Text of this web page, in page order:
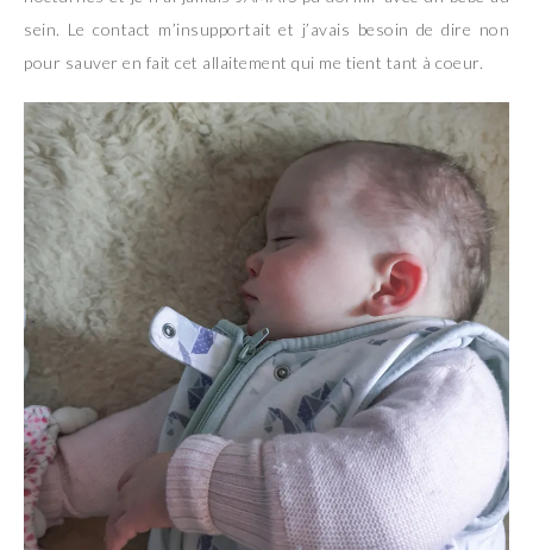
sein. Le contact m’insupportait et j’avais besoin de dire non
pour sauver en fait cet allaitement qui me tient tant à coeur.